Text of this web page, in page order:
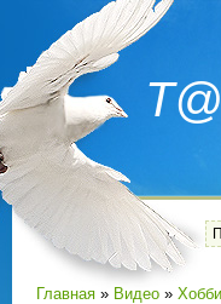
Главная » Видео »